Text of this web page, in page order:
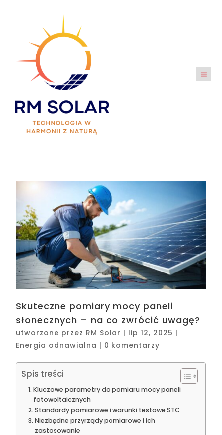
Skuteczne pomiary mocy paneli
słonecznych – na co zwrócić uwagę?
utworzone przez RM Solar | lip 12, 2025 |
Energia odnawialna | 0 komentarzy
Spis treści
Kluczowe parametry do pomiaru mocy paneli
fotowoltaicznych
Standardy pomiarowe i warunki testowe STC
Niezbędne przyrządy pomiarowe i ich
zastosowanie